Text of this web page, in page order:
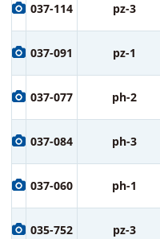
037-114 pz-3
037-091 pz-1
037-077 ph-2
037-084 ph-3
037-060 ph-1
035-752 pz-3